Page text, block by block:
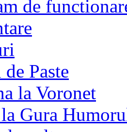
de
Paste
la Voronet
Gura